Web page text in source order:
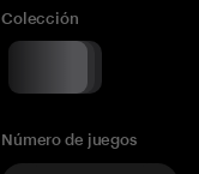
Colección
Número de juegos